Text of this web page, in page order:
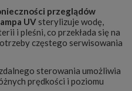
przeglądów
UV sterylizuje wodę,
i pleśni, co przekłada się na
częstego serwisowania
sterowania umożliwia
prędkości i poziomu